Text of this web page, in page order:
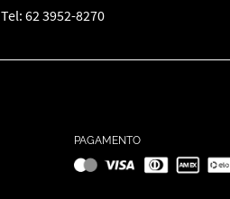
Tel: 62 3952-8270
PAGAMENTO